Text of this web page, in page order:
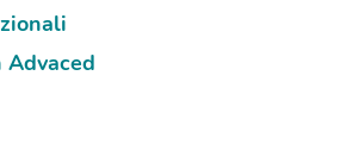
Advaced